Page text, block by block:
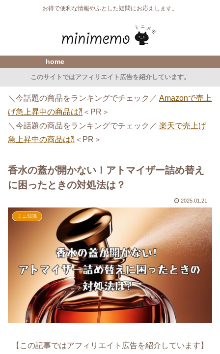
お得で便利な情報やふとした疑問にお応えします。
home
このサイトではアフィリエイト広告を紹介しています。
＼今話題の商品をランキングでチェック／ Amazonで売上
げ急上昇中の商品は⁈ ＜PR＞
＼今話題の商品をランキングでチェック／ 楽天で売上げ
急上昇中の商品は⁈ ＜PR＞
香水の蓋が開かない！アトマイザー詰め替え
に困ったときの対処法は？
2025.01.21
ミニ知識
【この記事ではアフィリエイト広告を紹介しています】